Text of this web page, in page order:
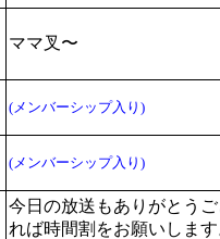
ママ叉〜
(メンバーシップ入り)
(メンバーシップ入り)
今日の放送もありがとう
れば時間割をお願いしま